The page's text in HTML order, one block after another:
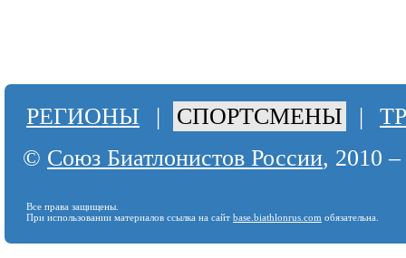
РЕГИОНЫ | СПОРТСМЕНЫ |
© Союз Биатлонистов России, 2010
Все права защищены.
При использовании материалов ссылка на сайт base.biathlonrus.com обязательна.